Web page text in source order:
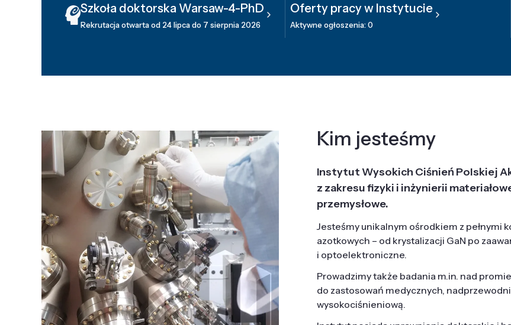
Szkoła doktorska Warsaw-4-PhD
Rekrutacja otwarta od 24 lipca do 7 sierpnia 2026
Oferty pracy w Instytucie
Aktywne ogłoszenia: 0
Kim jesteśmy
Instytut Wysokich Ciśnień Polskiej
z zakresu fizyki i inżynierii
przemysłowe.
Jesteśmy unikalnym ośrodkiem z pełnymi
azotkowych – od krystalizacji GaN po
i optoelektroniczne.
Prowadzimy także badania m.in. nad
do zastosowań medycznych,
wysokociśnieniową.